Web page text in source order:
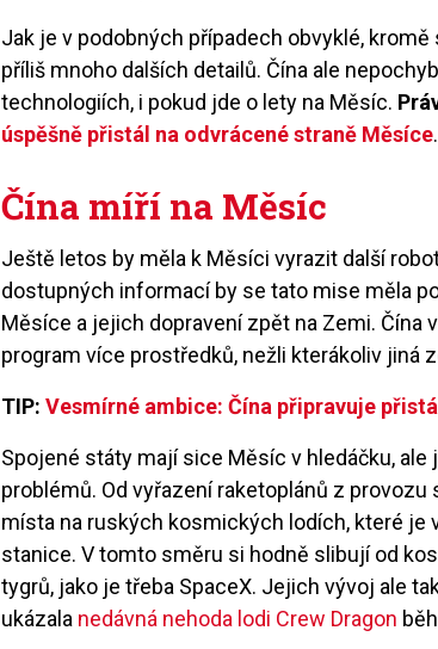
Jak je v podobných případech obvyklé,
příliš mnoho dalších detailů. Čína ale
technologiích, i pokud jde o lety na Měsíc.
úspěšně přistál na odvrácené straně Měsíce.
Čína míří na Měsíc
Ještě letos by měla k Měsíci vyrazit další
dostupných informací by se tato mise měla
Měsíce a jejich dopravení zpět na Zemi. Čína
program více prostředků, nežli kterákoliv jiná
TIP:Vesmírné ambice: Čína připravuje
Spojené státy mají sice Měsíc v hledáčku,
problémů. Od vyřazení raketoplánů z
místa na ruských kosmických lodích, které je
stanice. V tomto směru si hodně slibují od
tygrů, jako je třeba SpaceX. Jejich vývoj ale
ukázala nedávná nehoda lodi Crew Dragon